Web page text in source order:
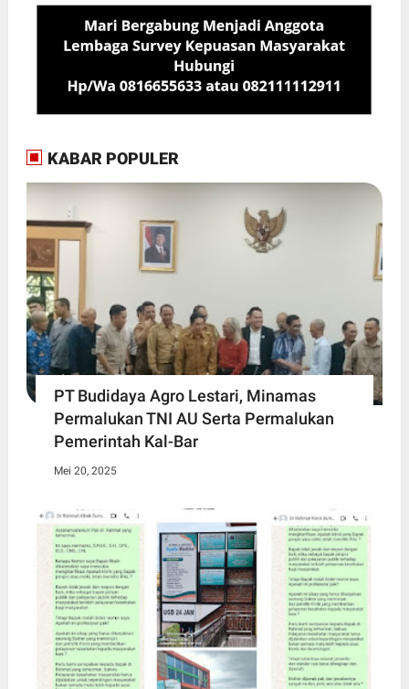
KABAR POPULER
PT Budidaya Agro Lestari, Minamas
Permalukan TNI AU Serta Permalukan
Pemerintah Kal-Bar
Mei 20, 2025